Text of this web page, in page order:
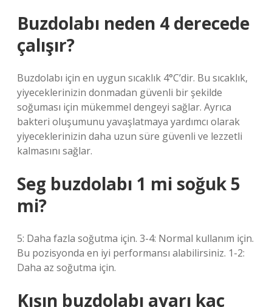
Buzdolabı neden 4 derecede
çalışır?
Buzdolabı için en uygun sıcaklık 4°C’dir. Bu sıcaklık,
yiyeceklerinizin donmadan güvenli bir şekilde
soğuması için mükemmel dengeyi sağlar. Ayrıca
bakteri oluşumunu yavaşlatmaya yardımcı olarak
yiyeceklerinizin daha uzun süre güvenli ve lezzetli
kalmasını sağlar.
Seg buzdolabı 1 mi soğuk 5
mi?
5: Daha fazla soğutma için. 3-4: Normal kullanım için.
Bu pozisyonda en iyi performansı alabilirsiniz. 1-2:
Daha az soğutma için.
Kışın buzdolabı ayarı kaç